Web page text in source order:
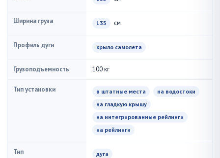
Ширина груза 135 см
Профиль дуги крыло самолета
Грузоподъемность 100 кг
Тип установки в штатные места
на водостоки
на гладкую крышу
на интегрированные рейлинги
на рейлинги
Тип дуга